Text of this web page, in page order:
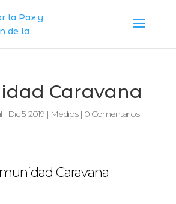
Caravana
| Dic 5, 2019| Medios| 0 Comentarios